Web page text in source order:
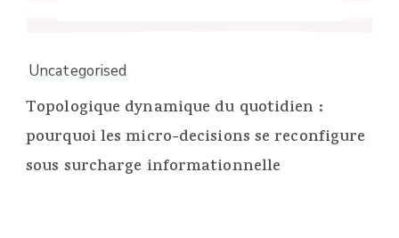
Uncategorised
Topologique dynamique du quotidien :
pourquoi les micro-decisions se reconfigure
sous surcharge informationnelle